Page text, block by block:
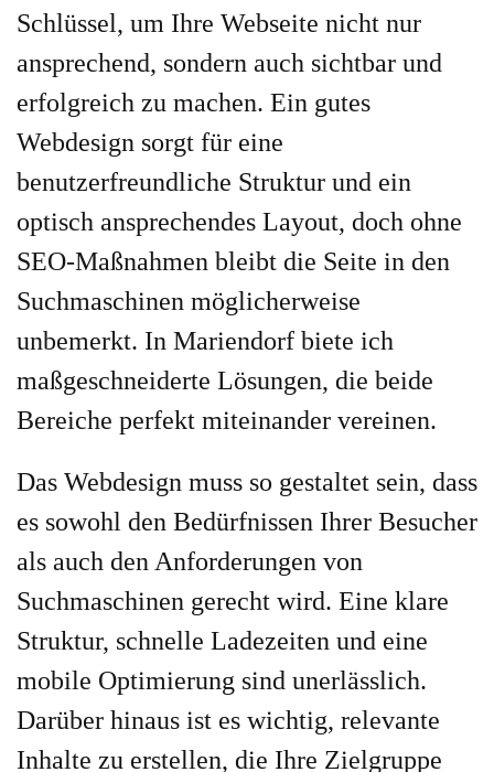
Schlüssel, um Ihre Webseite nicht nur
ansprechend, sondern auch sichtbar und
erfolgreich zu machen. Ein gutes
Webdesign sorgt für eine
benutzerfreundliche Struktur und ein
optisch ansprechendes Layout, doch ohne
SEO-Maßnahmen bleibt die Seite in den
Suchmaschinen möglicherweise
unbemerkt. In Mariendorf biete ich
maßgeschneiderte Lösungen, die beide
Bereiche perfekt miteinander vereinen.
Das Webdesign muss so gestaltet sein, dass
es sowohl den Bedürfnissen Ihrer Besucher
als auch den Anforderungen von
Suchmaschinen gerecht wird. Eine klare
Struktur, schnelle Ladezeiten und eine
mobile Optimierung sind unerlässlich.
Darüber hinaus ist es wichtig, relevante
Inhalte zu erstellen, die Ihre Zielgruppe